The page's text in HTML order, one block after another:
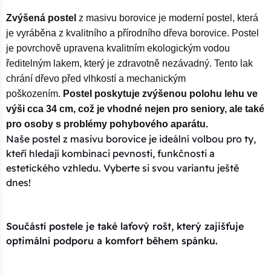
Zvýšená postel z masivu borovice je moderní postel, která
je vyráběna z kvalitního a přírodního dřeva borovice. Postel
je povrchově upravena kvalitním ekologickým vodou
ředitelným lakem, který je zdravotně nezávadný. Tento lak
chrání dřevo před vlhkostí a mechanickým
poškozením. Postel poskytuje zvýšenou polohu lehu ve
výši cca 34 cm, což je vhodné nejen pro seniory, ale také
pro osoby s problémy pohybového aparátu.
Naše postel z masivu borovice je ideální volbou pro ty,
kteří hledají kombinaci pevnosti, funkčnosti a
estetického vzhledu. Vyberte si svou variantu ještě
dnes!
Součástí postele je také laťový rošt, který zajišťuje
optimální podporu a komfort během spánku.